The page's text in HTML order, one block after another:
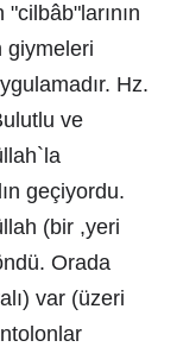
giymeleri
Hz.
ve
geçiyordu.
(bir ,yeri
Orada
var (üzeri